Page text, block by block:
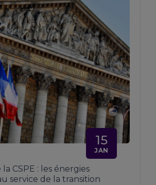
15
JAN
CSPE : les énergies
service de la transition